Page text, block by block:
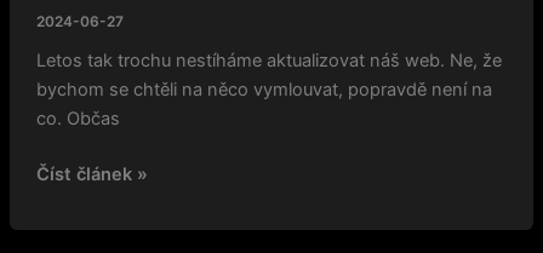
2024-06-27
Letos tak trochu nestíháme aktualizovat náš web. Ne, že
bychom se chtěli na něco vymlouvat, popravdě není na
co. Občas
Číst článek »